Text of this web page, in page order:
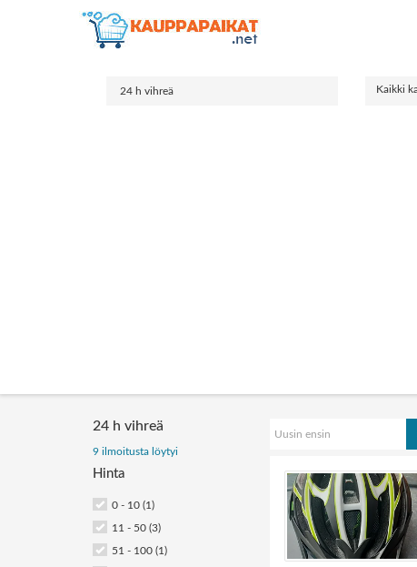
Kaikki
24 h vihreä
9 ilmoitusta löytyi
Hinta
0 - 10 (1)
11 - 50 (3)
51 - 100 (1)
Järjestä
ilmoitukset:
Uusin ensin